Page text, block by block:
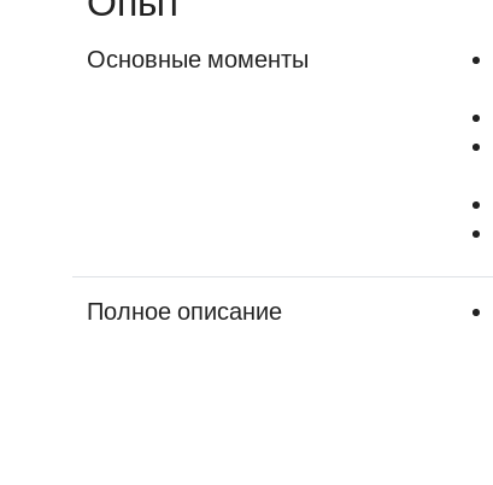
Основные моменты
Полное описание